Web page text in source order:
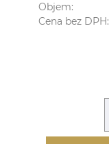
Objem:
Cena bez DPH: